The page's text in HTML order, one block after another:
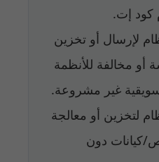
كود إت.
لإرسال أو تخزين
أو مخالفة للأنظمة
غير مشروعة.
لتخزين أو معالجة
كيانات دون